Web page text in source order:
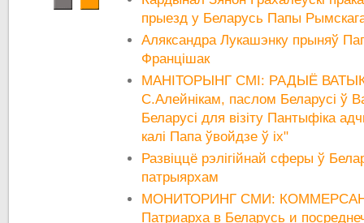
прыезд у Беларусь Папы
Аляксандра Лукашэнку прыняў
Францішак
МАНІТОРЫНГ СМІ: РАДЫЁ
С.Алейнікам, паслом Беларусі ў
Беларусі для візіту Пантыфіка
калі Папа ўвойдзе ў іх"
Развіццё рэлігійнай сферы ў
патрыярхам
МОНИТОРИНГ СМИ:
Патриарха в Беларусь и